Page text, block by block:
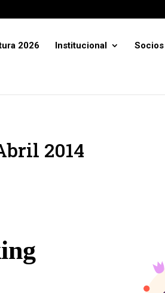
2026 Institucional Socios
2014